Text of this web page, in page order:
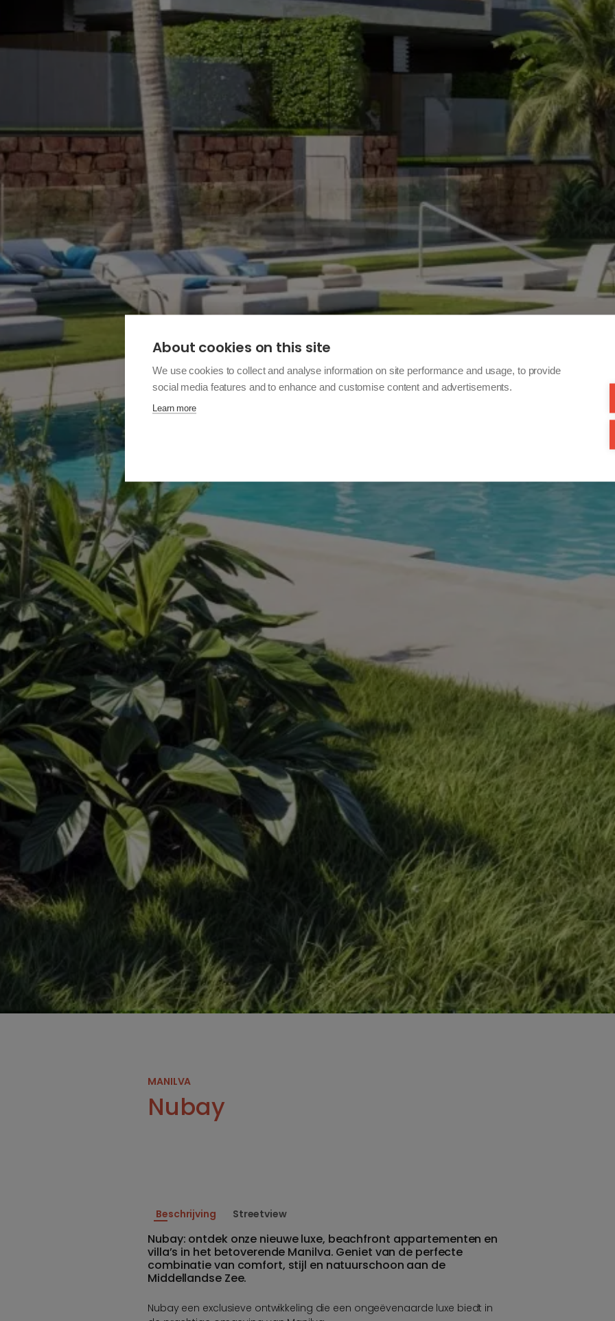
MANILVA
Nubay
Beschrijving Streetview
Nubay: ontdek onze nieuwe luxe, beachfront appartementen en
villa’s in het betoverende Manilva. Geniet van de perfecte
combinatie van comfort, stijl en natuurschoon aan de
Middellandse Zee.
Nubay een exclusieve ontwikkeling die een ongeëvenaarde luxe biedt in
About cookies on this site
We use cookies to collect and analyse information on site performance and usage, to provide
social media features and to enhance and customise content and advertisements.
Learn more